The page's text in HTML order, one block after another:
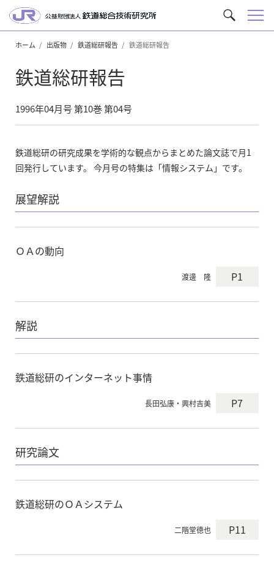
サ
イ
メ
ホーム 出版物 鉄道総研報告 鉄道総研報告
鉄道総研報告
1996年04月号 第10巻 第04号
鉄道総研の研究成果を学術的な観点からまとめた論文誌で月1
回発行しています。 今月号の特集は「情報システム」です。
展望解説
ＯＡの動向
渡邊 隆 P1
解説
鉄道総研のインターネット事情
長田弘康・興村吉美 P7
研究論文
鉄道総研のＯＡシステム
二階堂徳也 P11